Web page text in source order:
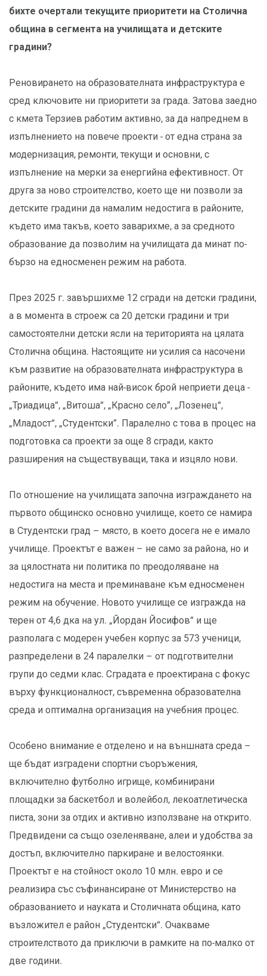
бихте очертали текущите приоритети на Столична
община в сегмента на училищата и детските
градини?
Реновирането на образователната инфраструктура е
сред ключовите ни приоритети за града. Затова заедно
с кмета Терзиев работим активно, за да напреднем в
изпълнението на повече проекти - от една страна за
модернизация, ремонти, текущи и основни, с
изпълнение на мерки за енергийна ефективност. От
друга за ново строителство, което ще ни позволи за
детските градини да намалим недостига в районите,
където има такъв, което заварихме, а за средното
образование да позволим на училищата да минат по-
бързо на едносменен режим на работа.
През 2025 г. завършихме 12 сгради на детски градини,
а в момента в строеж са 20 детски градини и три
самостоятелни детски ясли на територията на цялата
Столична община. Настоящите ни усилия са насочени
към развитие на образователната инфраструктура в
районите, където има най-висок брой неприети деца -
„Триадица“, „Витоша“, „Красно село”, „Лозенец“,
„Младост“, „Студентски”. Паралелно с това в процес на
подготовка са проекти за още 8 сгради, както
разширения на съществуващи, така и изцяло нови.
По отношение на училищата започна изграждането на
първото общинско основно училище, което се намира
в Студентски град – място, в което досега не е имало
училище. Проектът е важен – не само за района, но и
за цялостната ни политика по преодоляване на
недостига на места и преминаване към едносменен
режим на обучение. Новото училище се изгражда на
терен от 4,6 дка на ул. „Йордан Йосифов“ и ще
разполага с модерен учебен корпус за 573 ученици,
разпределени в 24 паралелки – от подготвителни
групи до седми клас. Сградата е проектирана с фокус
върху функционалност, съвременна образователна
среда и оптимална организация на учебния процес.
Особено внимание е отделено и на външната среда –
ще бъдат изградени спортни съоръжения,
включително футболно игрище, комбинирани
площадки за баскетбол и волейбол, лекоатлетическа
писта, зони за отдих и активно използване на открито.
Предвидени са също озеленяване, алеи и удобства за
достъп, включително паркиране и велостоянки.
Проектът е на стойност около 10 млн. евро и се
реализира със съфинансиране от Министерство на
образованието и науката и Столичната община, като
възложител е район „Студентски“. Очакваме
строителството да приключи в рамките на по-малко от
две години.